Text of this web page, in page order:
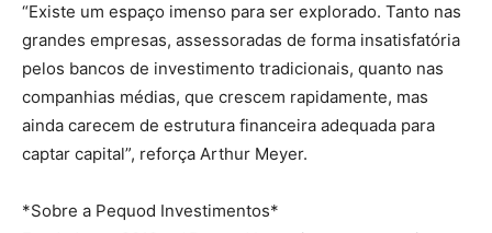
“Existe um espaço imenso para ser explorado. Tanto nas
grandes empresas, assessoradas de forma insatisfatória
pelos bancos de investimento tradicionais, quanto nas
companhias médias, que crescem rapidamente, mas
ainda carecem de estrutura financeira adequada para
captar capital”, reforça Arthur Meyer.
*Sobre a Pequod Investimentos*